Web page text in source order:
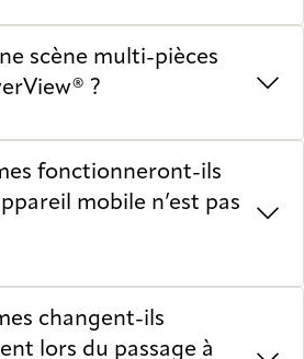
scène multi-pièces
?
fonctionneront-ils
mobile n’est pas
changent-ils
lors du passage à